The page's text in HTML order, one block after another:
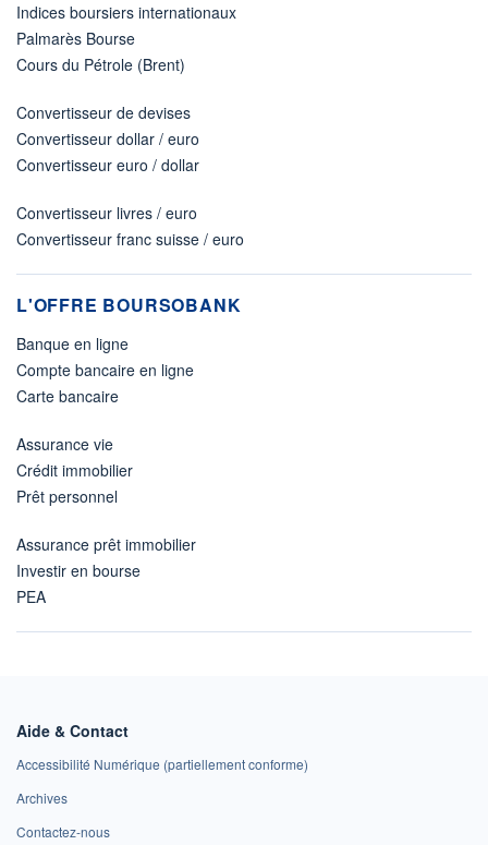
Indices boursiers internationaux
Palmarès Bourse
Cours du Pétrole (Brent)
Convertisseur de devises
Convertisseur dollar / euro
Convertisseur euro / dollar
Convertisseur livres / euro
Convertisseur franc suisse / euro
L'OFFRE BOURSOBANK
Banque en ligne
Compte bancaire en ligne
Carte bancaire
Assurance vie
Crédit immobilier
Prêt personnel
Assurance prêt immobilier
Investir en bourse
PEA
Aide & Contact
Accessibilité Numérique (partiellement conforme)
Archives
Contactez-nous